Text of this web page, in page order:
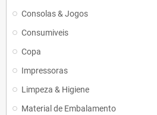
Consolas & Jogos
Consumiveis
Copa
Impressoras
Limpeza & Higiene
Material de Embalamento